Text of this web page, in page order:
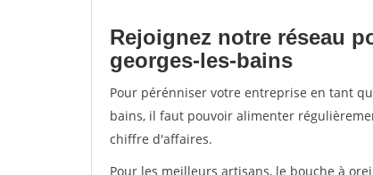
Rejoignez notre réseau
georges-les-bains
Pour pérénniser votre entreprise en tant
bains, il faut pouvoir alimenter
chiffre d'affaires.
Pour les meilleurs artisans, le bouche à